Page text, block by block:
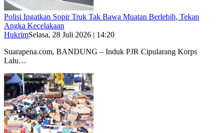
Polisi Ingatkan Sopir Truk Tak Bawa Muatan Berlebih, Tekan
Angka Kecelakaan
HukrimSelasa, 28 Juli 2026 | 14:20
Suarapena.com, BANDUNG – Induk PJR Cipularang Korps
Lalu…